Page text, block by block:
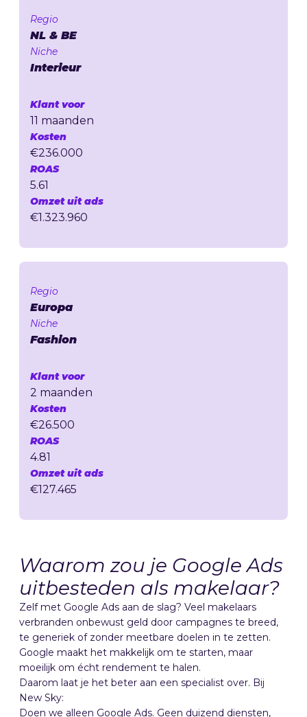
Regio
NL & BE
Niche
Interieur
Klant voor
11 maanden
Kosten
€236.000
ROAS
5.61
Omzet uit ads
€1.323.960
Regio
Europa
Niche
Fashion
Klant voor
2 maanden
Kosten
€26.500
ROAS
4.81
Omzet uit ads
€127.465
Waarom zou je Google Ads
uitbesteden als makelaar?
Zelf met Google Ads aan de slag? Veel makelaars
verbranden onbewust geld door campagnes te breed,
te generiek of zonder meetbare doelen in te zetten.
Google maakt het makkelijk om te starten, maar
moeilijk om écht rendement te halen.
Daarom laat je het beter aan een specialist over. Bij
New Sky:
Doen we alleen Google Ads. Geen duizend diensten,